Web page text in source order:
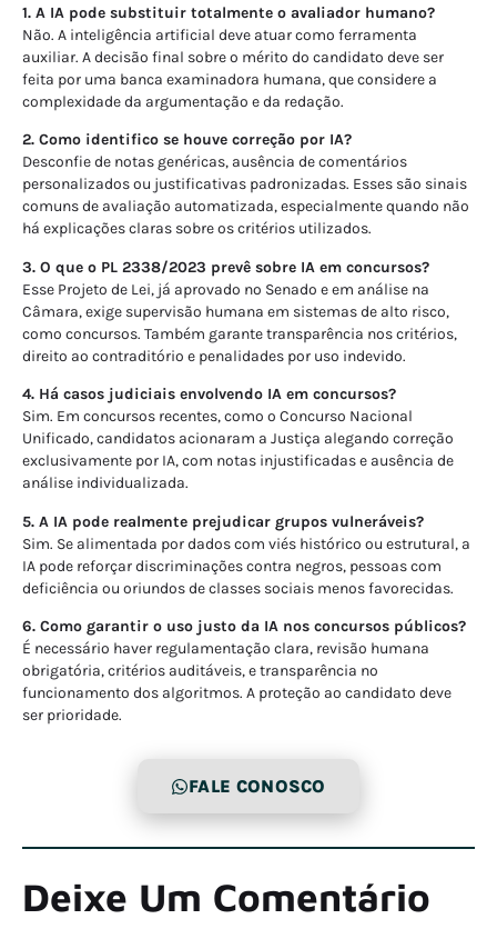
1. A IA pode substituir totalmente o avaliador humano?
Não. A inteligência artificial deve atuar como ferramenta
auxiliar. A decisão final sobre o mérito do candidato deve ser
feita por uma banca examinadora humana, que considere a
complexidade da argumentação e da redação.
2. Como identifico se houve correção por IA?
Desconfie de notas genéricas, ausência de comentários
personalizados ou justificativas padronizadas. Esses são sinais
comuns de avaliação automatizada, especialmente quando não
há explicações claras sobre os critérios utilizados.
3. O que o PL 2338/2023 prevê sobre IA em concursos?
Esse Projeto de Lei, já aprovado no Senado e em análise na
Câmara, exige supervisão humana em sistemas de alto risco,
como concursos. Também garante transparência nos critérios,
direito ao contraditório e penalidades por uso indevido.
4. Há casos judiciais envolvendo IA em concursos?
Sim. Em concursos recentes, como o Concurso Nacional
Unificado, candidatos acionaram a Justiça alegando correção
exclusivamente por IA, com notas injustificadas e ausência de
análise individualizada.
5. A IA pode realmente prejudicar grupos vulneráveis?
Sim. Se alimentada por dados com viés histórico ou estrutural, a
IA pode reforçar discriminações contra negros, pessoas com
deficiência ou oriundos de classes sociais menos favorecidas.
6. Como garantir o uso justo da IA nos concursos públicos?
É necessário haver regulamentação clara, revisão humana
obrigatória, critérios auditáveis, e transparência no
funcionamento dos algoritmos. A proteção ao candidato deve
ser prioridade.
FALE CONOSCO
Deixe Um Comentário